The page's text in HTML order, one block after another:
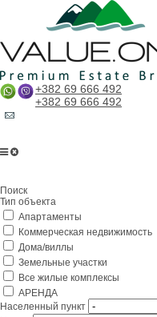
+382 69 666 492
+382 69 666 492
Поиск
Тип объекта
Апартаменты
Коммерческая недвижимость
Дома/виллы
Земельные участки
Все жилые комплексы
АРЕНДА
Населенный пункт